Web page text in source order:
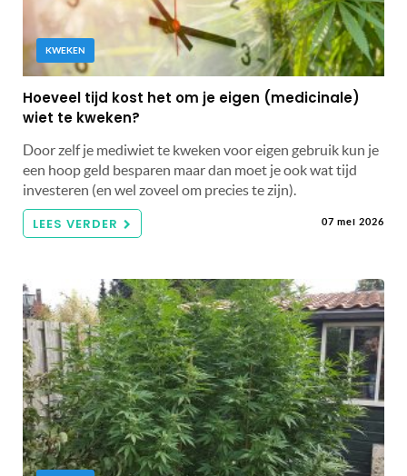
KWEKEN
Hoeveel tijd kost het om je eigen (medicinale)
wiet te kweken?
Door zelf je mediwiet te kweken voor eigen gebruik kun je
een hoop geld besparen maar dan moet je ook wat tijd
investeren (en wel zoveel om precies te zijn).
LEES VERDER 07 mei 2026